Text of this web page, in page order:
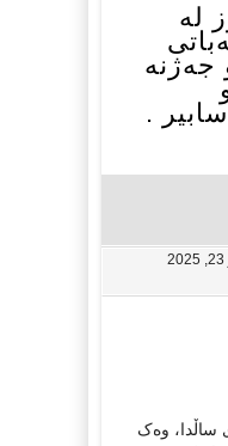
لە
جەژنە
.
ساڵدا، وەک